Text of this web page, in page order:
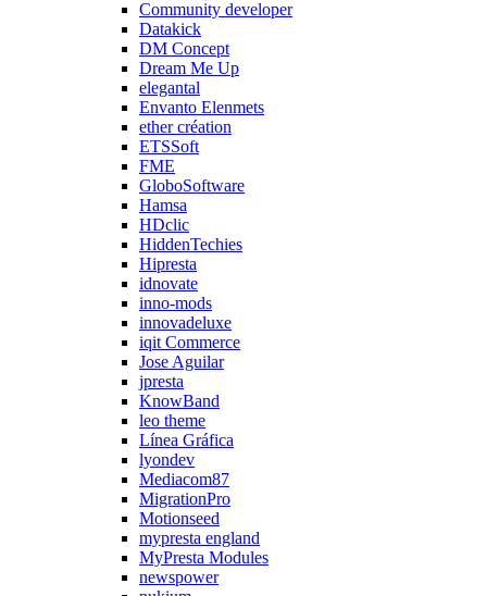
Community developer
Datakick
DM Concept
Dream Me Up
elegantal
Envanto Elenmets
ether création
ETSSoft
FME
GloboSoftware
Hamsa
HDclic
HiddenTechies
Hipresta
idnovate
inno-mods
innovadeluxe
iqit Commerce
Jose Aguilar
jpresta
KnowBand
leo theme
Línea Gráfica
lyondev
Mediacom87
MigrationPro
Motionseed
mypresta england
MyPresta Modules
newspower